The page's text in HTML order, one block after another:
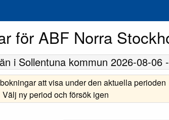
för ABF Norra
i Sollentuna kommun 2026-08-06-
att visa under den aktuella perioden
Välj ny period och försök igen